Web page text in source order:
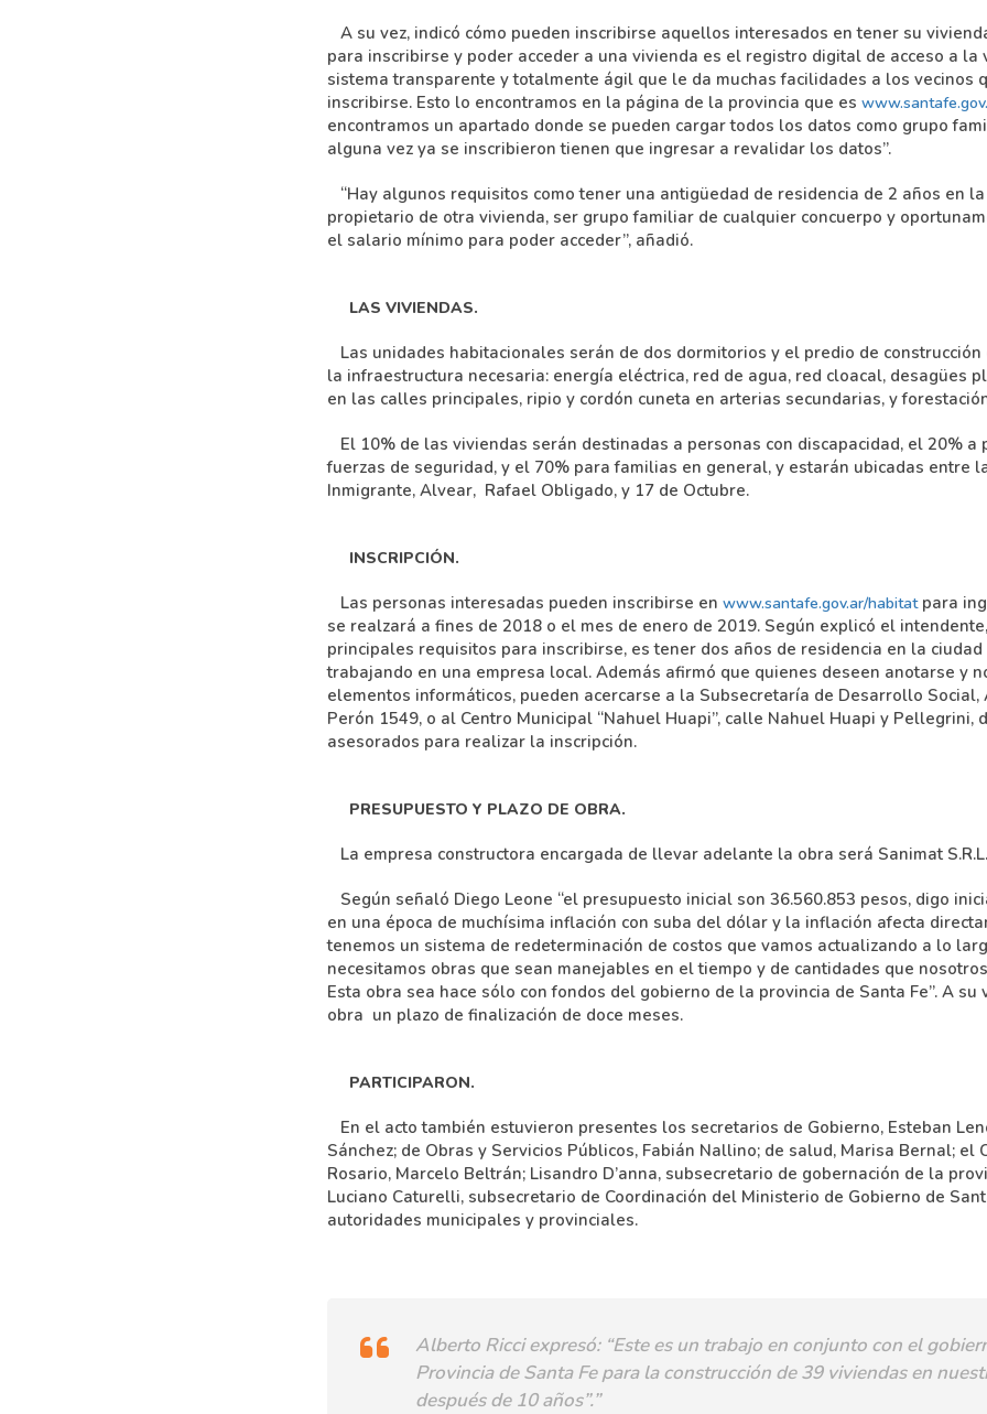
A su vez, indicó cómo pueden inscribirse aquellos interesados en tener su
para inscribirse y poder acceder a una vivienda es el registro digital de acceso a la
sistema transparente y totalmente ágil que le da muchas facilidades a los vecinos
inscribirse. Esto lo encontramos en la página de la provincia que es
encontramos un apartado donde se pueden cargar todos los datos como grupo
alguna vez ya se inscribieron tienen que ingresar a revalidar los datos”.
“Hay algunos requisitos como tener una antigüedad de residencia de 2 años en
propietario de otra vivienda, ser grupo familiar de cualquier concuerpo y
el salario mínimo para poder acceder”, añadió.
LAS VIVIENDAS.
Las unidades habitacionales serán de dos dormitorios y el predio de construcción
la infraestructura necesaria: energía eléctrica, red de agua, red cloacal, desagües
en las calles principales, ripio y cordón cuneta en arterias secundarias, y
El 10% de las viviendas serán destinadas a personas con discapacidad, el 20% a
fuerzas de seguridad, y el 70% para familias en general, y estarán ubicadas entre
Inmigrante, Alvear, Rafael Obligado, y 17 de Octubre.
INSCRIPCIÓN.
Las personas interesadas pueden inscribirse en www.santafe.gov.ar/habitatpara
se realzará a fines de 2018 o el mes de enero de 2019. Según explicó el
principales requisitos para inscribirse, es tener dos años de residencia en la ciudad
trabajando en una empresa local. Además afirmó que quienes deseen anotarse y
elementos informáticos, pueden acercarse a la Subsecretaría de Desarrollo Social,
Perón 1549, o al Centro Municipal “Nahuel Huapi”, calle Nahuel Huapi y Pellegrini,
asesorados para realizar la inscripción.
PRESUPUESTO Y PLAZO DE OBRA.
La empresa constructora encargada de llevar adelante la obra será Sanimat S.R.L.
Según señaló Diego Leone “el presupuesto inicial son 36.560.853 pesos, digo
en una época de muchísima inflación con suba del dólar y la inflación afecta
tenemos un sistema de redeterminación de costos que vamos actualizando a lo
necesitamos obras que sean manejables en el tiempo y de cantidades que
Esta obra sea hace sólo con fondos del gobierno de la provincia de Santa Fe”. A
obra un plazo de finalización de doce meses.
PARTICIPARON.
En el acto también estuvieron presentes los secretarios de Gobierno, Esteban
Sánchez; de Obras y Servicios Públicos, Fabián Nallino; de salud, Marisa Bernal; el
Rosario, Marcelo Beltrán; Lisandro D’anna, subsecretario de gobernación de la
Luciano Caturelli, subsecretario de Coordinación del Ministerio de Gobierno de
autoridades municipales y provinciales.
Alberto Ricci expresó: “Este es un trabajo en conjunto con el
Provincia de Santa Fe para la construcción de 39 viviendas en
después de 10 años”.”